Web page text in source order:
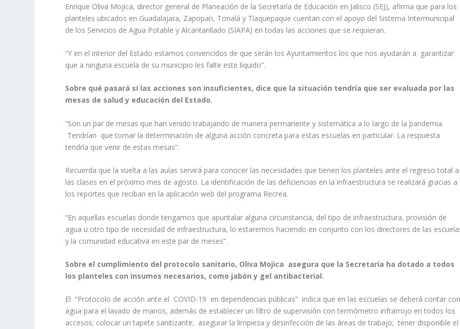
Enrique Oliva Mojica, director general de Planeación de la Secretaría de Educación en Jalisco (SEJ), afirma que para los
planteles ubicados en Guadalajara, Zapopan, Tonalá y Tlaquepaque cuentan con el apoyo del Sistema Intermunicipal
de los Servicios de Agua Potable y Alcantarillado (SIAPA) en todas las acciones que se requieran.
“Y en el interior del Estado estamos convencidos de que serán los Ayuntamientos los que nos ayudarán a garantizar
que a ninguna escuela de su municipio les falte este líquido”.
Sobre qué pasará si las acciones son insuficientes, dice que la situación tendría que ser evaluada por las
mesas de salud y educación del Estado.
“Son un par de mesas que han venido trabajando de manera permanente y sistemática a lo largo de la pandemia.
Tendrían que tomar la determinación de alguna acción concreta para estas escuelas en particular. La respuesta
tendría que venir de estas mesas”.
Recuerda que la vuelta a las aulas servirá para conocer las necesidades que tienen los planteles ante el regreso total a
las clases en el próximo mes de agosto. La identificación de las deficiencias en la infraestructura se realizará gracias a
los reportes que reciban en la aplicación web del programa Recrea.
“En aquellas escuelas donde tengamos que apuntalar alguna circunstancia, del tipo de infraestructura, provisión de
agua u otro tipo de necesidad de infraestructura, lo estaremos haciendo en conjunto con los directores de las
y la comunidad educativa en este par de meses”.
Sobre el cumplimiento del protocolo sanitario, Oliva Mojica asegura que la Secretaría ha dotado a todos
los planteles con insumos necesarios, como jabón y gel antibacterial.
El “Protocolo de acción ante el COVID-19 en dependencias públicas” indica que en las escuelas se deberá contar
agua para el lavado de manos, además de establecer un filtro de supervisión con termómetro infrarrojo en todos los
accesos; colocar un tapete sanitizante; asegurar la limpieza y desinfección de las áreas de trabajo; tener disponible el